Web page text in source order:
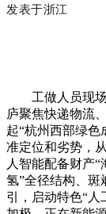
发表于浙江
工做人员现场
庐聚焦快递物流
起“杭州西部绿色
准定位和劣势，
人智能配备财产
氢”全径结构、斑
引，启动特色“人